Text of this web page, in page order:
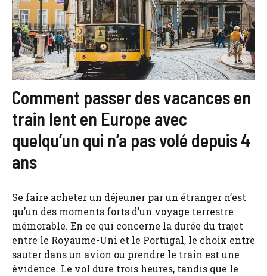
Comment passer des vacances en
train lent en Europe avec
quelqu’un qui n’a pas volé depuis 4
ans
Se faire acheter un déjeuner par un étranger n’est
qu’un des moments forts d’un voyage terrestre
mémorable. En ce qui concerne la durée du trajet
entre le Royaume-Uni et le Portugal, le choix entre
sauter dans un avion ou prendre le train est une
évidence. Le vol dure trois heures, tandis que le